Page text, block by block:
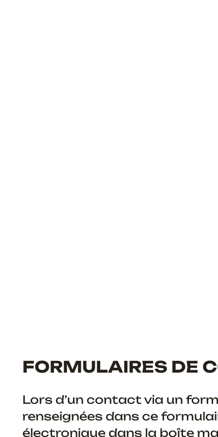
FORMULAIRES DE
Lors d’un contact via un
renseignées dans ce
électronique dans la boîte